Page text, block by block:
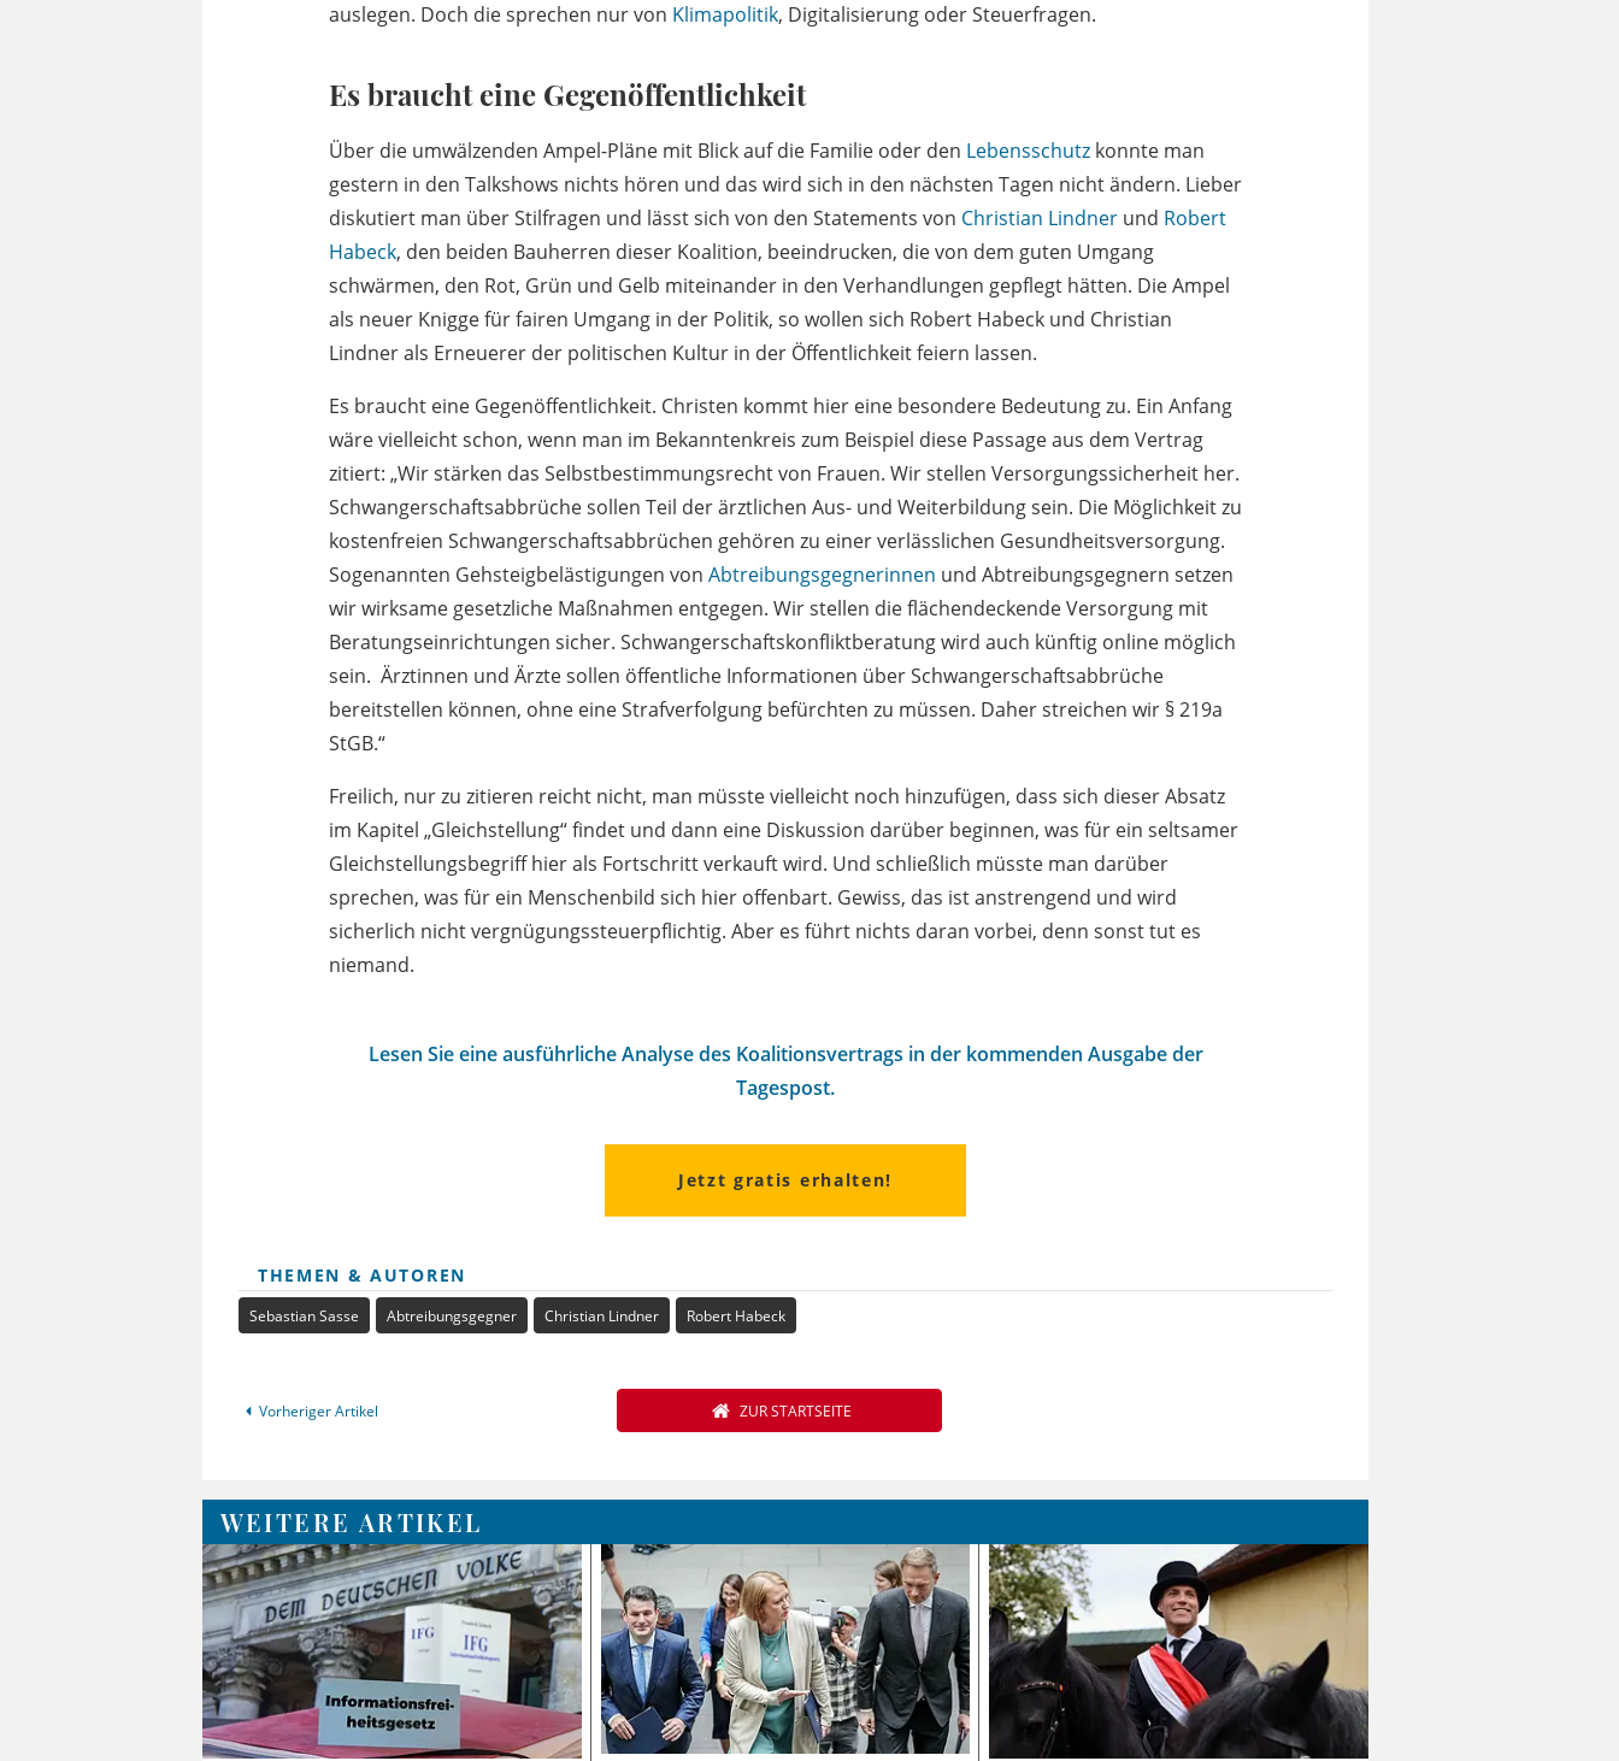
auslegen. Doch die sprechen nur von Klimapolitik, Digitalisierung oder Steuerfragen.
Es braucht eine Gegenöffentlichkeit
Über die umwälzenden Ampel-Pläne mit Blick auf die Familie oder den Lebensschutz konnte man
gestern in den Talkshows nichts hören und das wird sich in den nächsten Tagen nicht ändern. Lieber
diskutiert man über Stilfragen und lässt sich von den Statements von Christian Lindner und Robert
Habeck, den beiden Bauherren dieser Koalition, beeindrucken, die von dem guten Umgang
schwärmen, den Rot, Grün und Gelb miteinander in den Verhandlungen gepflegt hätten. Die Ampel
als neuer Knigge für fairen Umgang in der Politik, so wollen sich Robert Habeck und Christian
Lindner als Erneuerer der politischen Kultur in der Öffentlichkeit feiern lassen.
Es braucht eine Gegenöffentlichkeit. Christen kommt hier eine besondere Bedeutung zu. Ein Anfang
wäre vielleicht schon, wenn man im Bekanntenkreis zum Beispiel diese Passage aus dem Vertrag
zitiert: „Wir stärken das Selbstbestimmungsrecht von Frauen. Wir stellen Versorgungssicherheit her.
Schwangerschaftsabbrüche sollen Teil der ärztlichen Aus- und Weiterbildung sein. Die Möglichkeit zu
kostenfreien Schwangerschaftsabbrüchen gehören zu einer verlässlichen Gesundheitsversorgung.
Sogenannten Gehsteigbelästigungen von Abtreibungsgegnerinnen und Abtreibungsgegnern setzen
wir wirksame gesetzliche Maßnahmen entgegen. Wir stellen die flächendeckende Versorgung mit
Beratungseinrichtungen sicher. Schwangerschaftskonfliktberatung wird auch künftig online möglich
sein. Ärztinnen und Ärzte sollen öffentliche Informationen über Schwangerschaftsabbrüche
bereitstellen können, ohne eine Strafverfolgung befürchten zu müssen. Daher streichen wir § 219a
StGB.“
Freilich, nur zu zitieren reicht nicht, man müsste vielleicht noch hinzufügen, dass sich dieser Absatz
im Kapitel „Gleichstellung“ findet und dann eine Diskussion darüber beginnen, was für ein seltsamer
Gleichstellungsbegriff hier als Fortschritt verkauft wird. Und schließlich müsste man darüber
sprechen, was für ein Menschenbild sich hier offenbart. Gewiss, das ist anstrengend und wird
sicherlich nicht vergnügungssteuerpflichtig. Aber es führt nichts daran vorbei, denn sonst tut es
niemand.
Lesen Sie eine ausführliche Analyse des Koalitionsvertrags in der kommenden Ausgabe der
Tagespost.
Jetzt gratis erhalten!
THEMEN & AUTOREN
Sebastian Sasse Abtreibungsgegner Christian Lindner Robert Habeck
Vorheriger Artikel ZUR STARTSEITE
WEITERE ARTIKEL